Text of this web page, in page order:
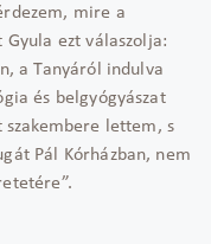
mire a
Gyula ezt válaszolja:
a Tanyáról indulva
és belgyógyászat
lettem, s
Pál Kórházban, nem